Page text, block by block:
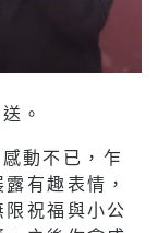
。
動不已，乍
有趣表情，
祝福與小公